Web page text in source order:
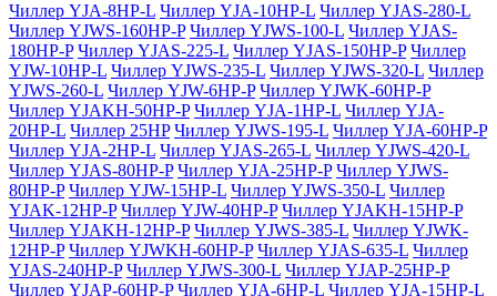
Чиллер YJA-8HP-L Чиллер YJA-10HP-L Чиллер YJAS-280-L
Чиллер YJWS-160HP-P Чиллер YJWS-100-L Чиллер YJAS-
180HP-P Чиллер YJAS-225-L Чиллер YJAS-150HP-P Чиллер
YJW-10HP-L Чиллер YJWS-235-L Чиллер YJWS-320-L Чиллер
YJWS-260-L Чиллер YJW-6HP-P Чиллер YJWK-60HP-P
Чиллер YJAKH-50HP-P Чиллер YJA-1HP-L Чиллер YJA-
20HP-L Чиллер 25HP Чиллер YJWS-195-L Чиллер YJA-60HP-P
Чиллер YJA-2HP-L Чиллер YJAS-265-L Чиллер YJWS-420-L
Чиллер YJAS-80HP-P Чиллер YJA-25HP-P Чиллер YJWS-
80HP-P Чиллер YJW-15HP-L Чиллер YJWS-350-L Чиллер
YJAK-12HP-P Чиллер YJW-40HP-P Чиллер YJAKH-15HP-P
Чиллер YJAKH-12HP-P Чиллер YJWS-385-L Чиллер YJWK-
12HP-P Чиллер YJWKH-60HP-P Чиллер YJAS-635-L Чиллер
YJAS-240HP-P Чиллер YJWS-300-L Чиллер YJAP-25HP-P
Чиллер YJAP-60HP-P Чиллер YJA-6HP-L Чиллер YJA-15HP-L